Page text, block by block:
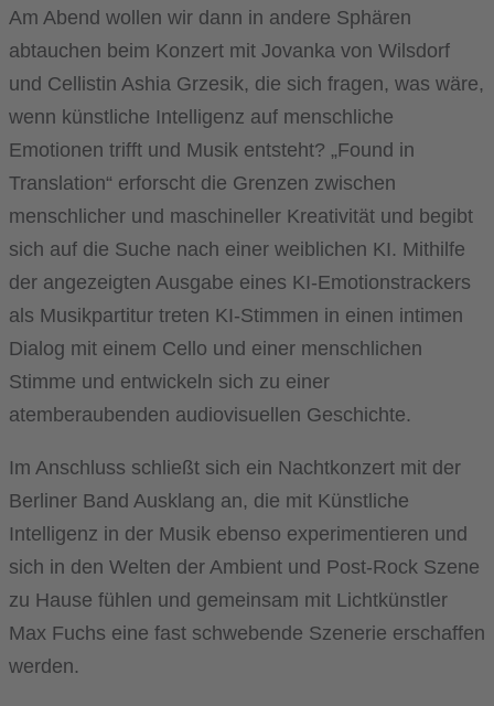
Am Abend wollen wir dann in andere Sphären
abtauchen beim Konzert mit Jovanka von Wilsdorf
und Cellistin Ashia Grzesik, die sich fragen, was wäre,
wenn künstliche Intelligenz auf menschliche
Emotionen trifft und Musik entsteht? „Found in
Translation“ erforscht die Grenzen zwischen
menschlicher und maschineller Kreativität und begibt
sich auf die Suche nach einer weiblichen KI. Mithilfe
der angezeigten Ausgabe eines KI-Emotionstrackers
als Musikpartitur treten KI-Stimmen in einen intimen
Dialog mit einem Cello und einer menschlichen
Stimme und entwickeln sich zu einer
atemberaubenden audiovisuellen Geschichte.
Im Anschluss schließt sich ein Nachtkonzert mit der
Berliner Band Ausklang an, die mit Künstliche
Intelligenz in der Musik ebenso experimentieren und
sich in den Welten der Ambient und Post-Rock Szene
zu Hause fühlen und gemeinsam mit Lichtkünstler
Max Fuchs eine fast schwebende Szenerie erschaffen
werden.